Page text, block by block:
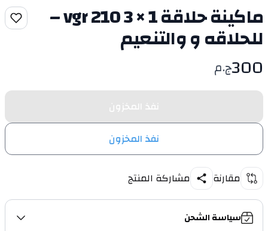
ماكينة حلاقة vgr 210 3 × 1 –
للحلاقه و والتنعيم
300ج.م
نفذ المخزون
نفذ المخزون
مقارنة مشاركة المنتج
سياسة الشحن